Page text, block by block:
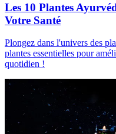
Les 10 Plantes
Votre Santé
Plongez dans l'univers des
plantes essentielles pour
quotidien !